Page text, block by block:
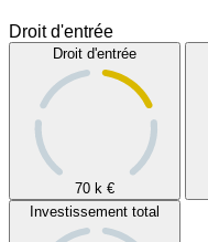
Droit d'entrée
70 k €
Investissement total